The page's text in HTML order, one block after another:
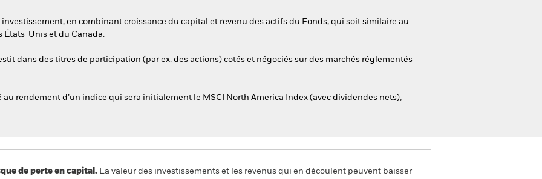
en combinant croissance du capital et revenu des actifs du Fonds, qui soit similaire au
États-Unis et du Canada.
dans des titres de participation (par ex. des actions) cotés et négociés sur des marchés réglementés
rendement d’un indice qui sera initialement le MSCI North America Index (avec dividendes nets),
de perte en capital. La valeur des investissements et les revenus qui en découlent peuvent baisser